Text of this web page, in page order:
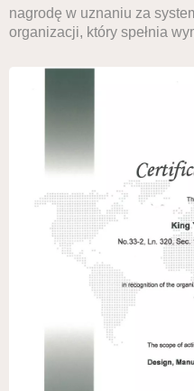
nagrodę w uznaniu za
organizacji, który spełnia